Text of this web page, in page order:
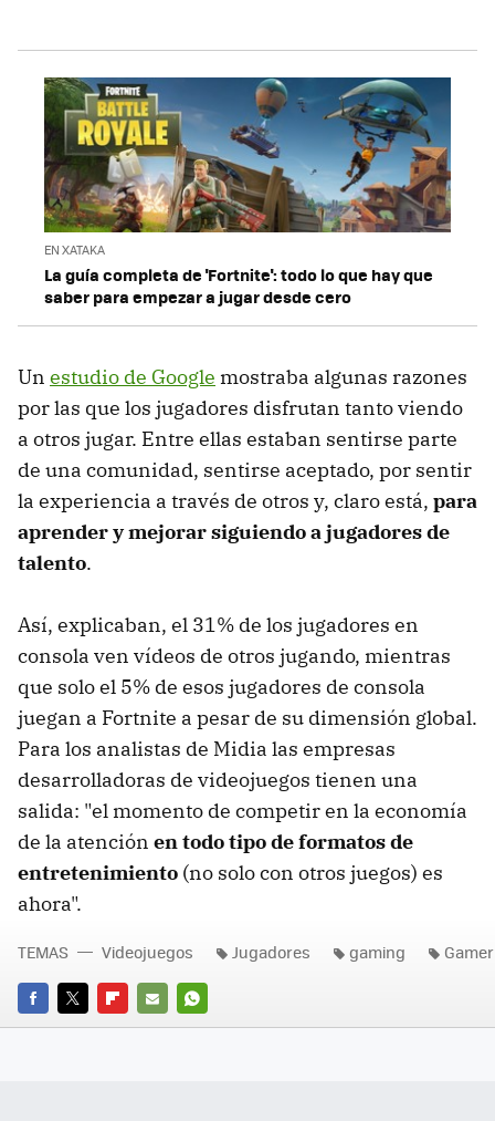
EN XATAKA
La guía completa de 'Fortnite': todo lo que hay que
saber para empezar a jugar desde cero
Un estudio de Google mostraba algunas razones
por las que los jugadores disfrutan tanto viendo
a otros jugar. Entre ellas estaban sentirse parte
de una comunidad, sentirse aceptado, por sentir
la experiencia a través de otros y, claro está, para
aprender y mejorar siguiendo a jugadores de
talento.
Así, explicaban, el 31% de los jugadores en
consola ven vídeos de otros jugando, mientras
que solo el 5% de esos jugadores de consola
juegan a Fortnite a pesar de su dimensión global.
Para los analistas de Midia las empresas
desarrolladoras de videojuegos tienen una
salida: "el momento de competir en la economía
de la atención en todo tipo de formatos de
entretenimiento (no solo con otros juegos) es
ahora".
FACEBOOK
TWITTERFLIPBOARD
E-
WHATSAPP
TEMAS Videojuegos Jugadores gaming Gamer